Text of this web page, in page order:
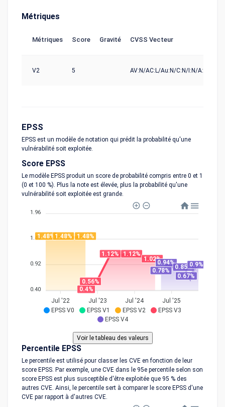
Métriques
Métriques Score Gravité CVSS Vecteur
V2 5 AV:N/AC:L/Au:N/C:N/I:N/A:P
EPSS
EPSS est un modèle de notation qui prédit la probabilité qu'une
vulnérabilité soit exploitée.
Score EPSS
Le modèle EPSS produit un score de probabilité compris entre 0 et 1
(0 et 100 %). Plus la note est élevée, plus la probabilité qu'une
vulnérabilité soit exploitée est grande.
EPSS V0 EPSS V1 EPSS V2
EPSS V3
EPSS V4
1.96
1.44
0.92
0.40
1.48% 1.48% 1.48%
0.4%
0.56%
1.12% 1.12%
1.02%
0.78%
0.94%
0.85%
0.67%
0.9%
Jul '22 Jul '23 Jul '24 Jul '25
Percentile EPSS
Le percentile est utilisé pour classer les CVE en fonction de leur
score EPSS. Par exemple, une CVE dans le 95e percentile selon son
score EPSS est plus susceptible d'être exploitée que 95 % des
autres CVE. Ainsi, le percentile sert à comparer le score EPSS d'une
CVE par rapport à d'autres CVE.